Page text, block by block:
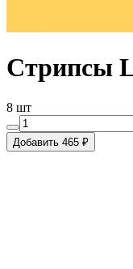
Стрипсы
8 шт
Добавить 465 ₽